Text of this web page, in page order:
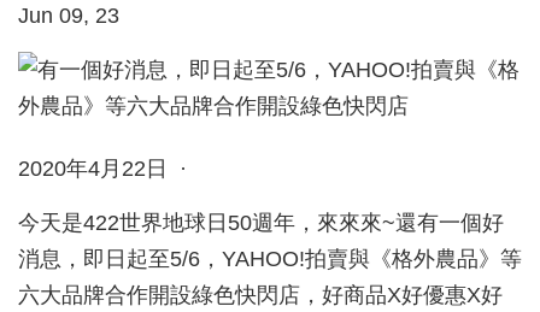
Jun 09, 23
2020年4月22日 ·
今天是422世界地球日50週年，來來來~還有一個好
消息，即日起至5/6，YAHOO!拍賣與《格外農品》等
六大品牌合作開設綠色快閃店，好商品X好優惠X好